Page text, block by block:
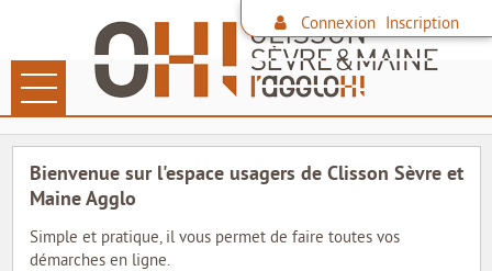
Connexion Inscription
Ouvrir le menu
LES DÉMARCHES
PAIEMENT EN LIGNE
DÉCHETS
Bienvenue sur l'espace usagers de Clisson Sèvre et
Maine Agglo
Simple et pratique, il vous permet de faire toutes vos
démarches en ligne.